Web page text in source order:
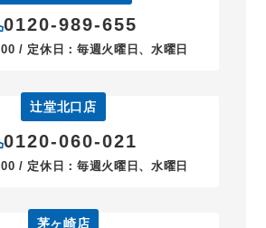
0120-989-655
/ 定休日：毎週火曜日、水曜日
辻堂北口店
0120-060-021
/ 定休日：毎週火曜日、水曜日
茅ヶ崎店